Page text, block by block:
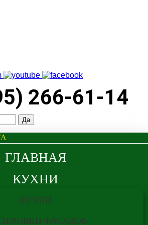
266-61-14
ГЛАВНАЯ
КУХНИ
КУХНИ
ФАСАДОВ
ВНИМАНИЕ